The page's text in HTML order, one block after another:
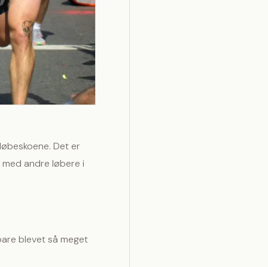
Det er
andre løbere i
blevet så meget